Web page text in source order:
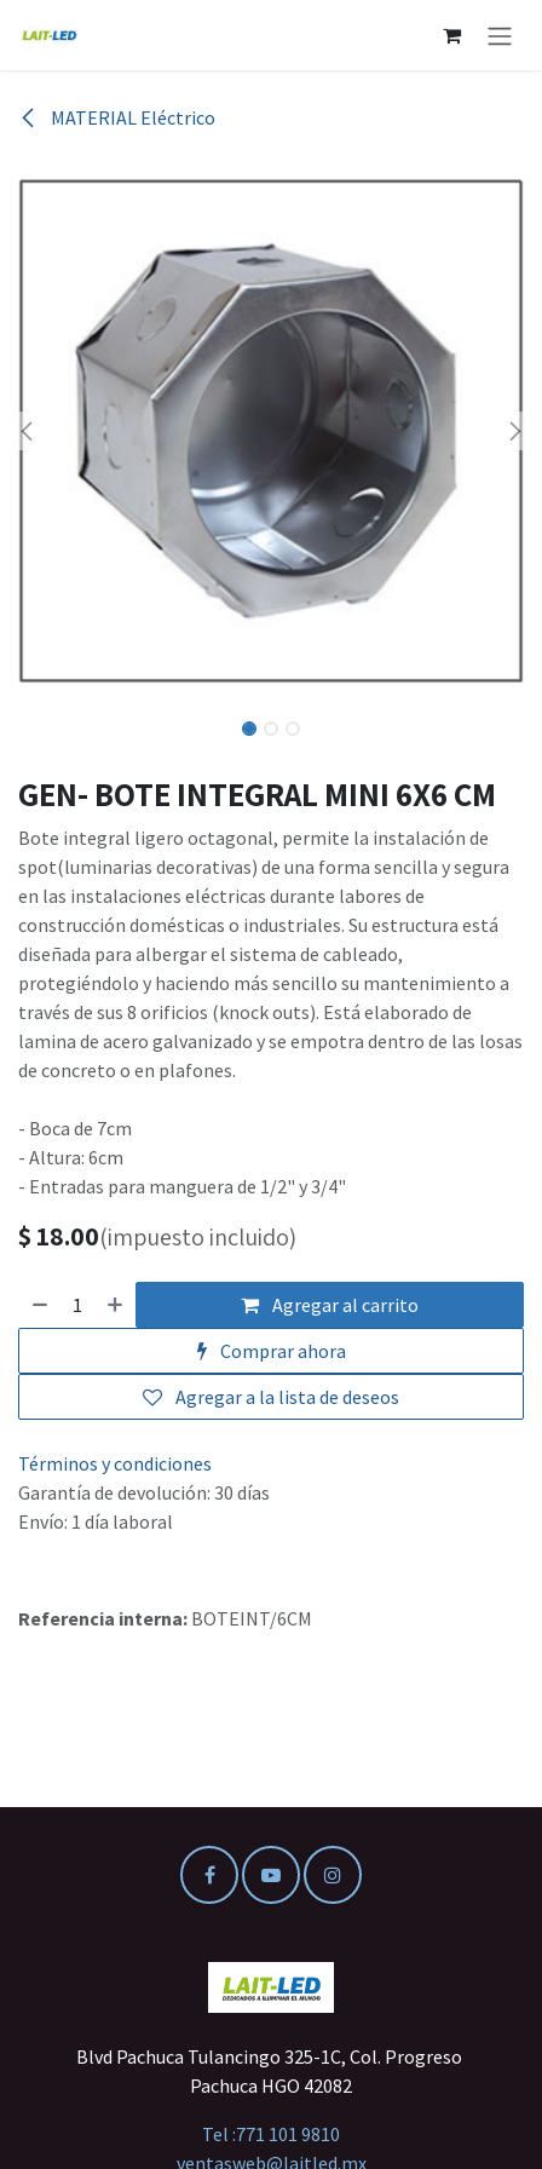
MATERIAL Eléctrico
GEN- BOTE INTEGRAL MINI 6X6 CM
Bote integral ligero octagonal, permite la instalación de
spot(luminarias decorativas) de una forma sencilla y segura
en las instalaciones eléctricas durante labores de
construcción domésticas o industriales. Su estructura está
diseñada para albergar el sistema de cableado,
protegiéndolo y haciendo más sencillo su mantenimiento a
través de sus 8 orificios (knock outs). Está elaborado de
lamina de acero galvanizado y se empotra dentro de las losas
de concreto o en plafones.
- Boca de 7cm
- Altura: 6cm
- Entradas para manguera de 1/2" y 3/4"
$ 18.00(impuesto incluido)
Agregar al carrito
Comprar ahora
Agregar a la lista de deseos
Términos y condiciones
Garantía de devolución: 30 días
Envío: 1 día laboral
Referencia interna: BOTEINT/6CM
Blvd Pachuca Tulancingo 325-1C, Col. Progreso
Pachuca HGO 42082
Tel :771 101 9810
ventasweb@laitled.mx